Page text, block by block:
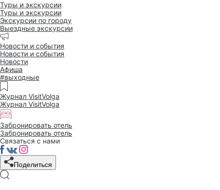
Туры и экскурсии
Туры и экскурсии
Экскурсии по городу
Выездные экскурсии
Новости и события
Новости и события
Новости
Афиша
#выходные
Журнал VisitVolga
Журнал VisitVolga
Забронировать отель
Забронировать отель
Связаться с нами
Поделиться